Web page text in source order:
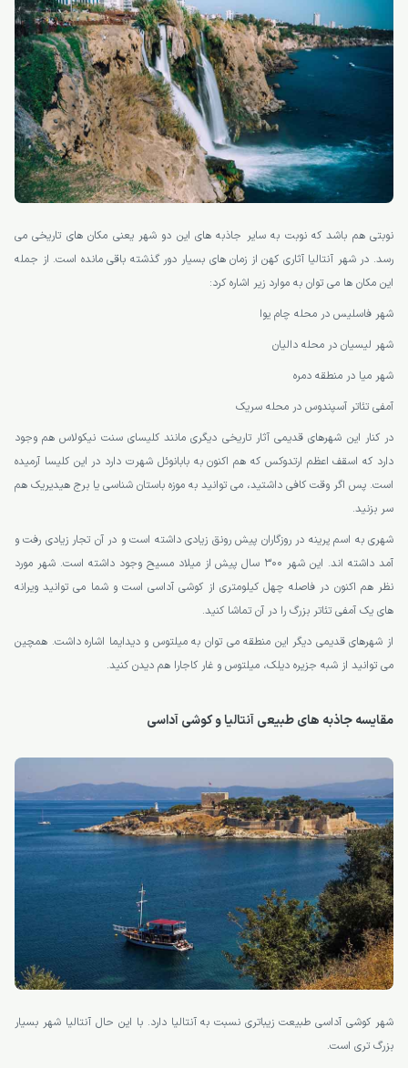
نوبتی هم باشد که نوبت به سایر جاذبه های این دو شهر یعنی مکان های تاریخی می
رسد. در شهر آنتالیا آثاری کهن از زمان های بسیار دور گذشته باقی مانده است. از جمله
این مکان ها می توان به موارد زیر اشاره کرد:
شهر فاسلیس در محله چام یوا
شهر لیسیان در محله دالیان
شهر میا در منطقه دمره
آمفی تئاتر آسپندوس در محله سریک
در کنار این شهرهای قدیمی آثار تاریخی دیگری مانند کلیسای سنت نیکولاس هم وجود
دارد که اسقف اعظم ارتدوکس که هم اکنون به بابانوئل شهرت دارد در این کلیسا آرمیده
است. پس اگر وقت کافی داشتید، می توانید به موزه باستان شناسی یا برج هیدیریک هم
سر بزنید.
شهری به اسم پرینه در روزگاران پیش رونق زیادی داشته است و در آن تجار زیادی رفت و
آمد داشته اند. این شهر 300 سال پیش از میلاد مسیح وجود داشته است. شهر مورد
نظر هم اکنون در فاصله چهل کیلومتری از کوشی آداسی است و شما می توانید ویرانه
های یک آمفی تئاتر بزرگ را در آن تماشا کنید.
از شهرهای قدیمی دیگر این منطقه می توان به میلتوس و دیدایما اشاره داشت. همچین
می توانید از شبه جزیره دیلک، میلتوس و غار کاجارا هم دیدن کنید.
مقایسه جاذبه ‌های طبیعی آنتالیا و کوشی آداسی
شهر کوشی آداسی طبیعت زیباتری نسبت به آنتالیا دارد. با این حال آنتالیا شهر بسیار
بزرگ تری است.